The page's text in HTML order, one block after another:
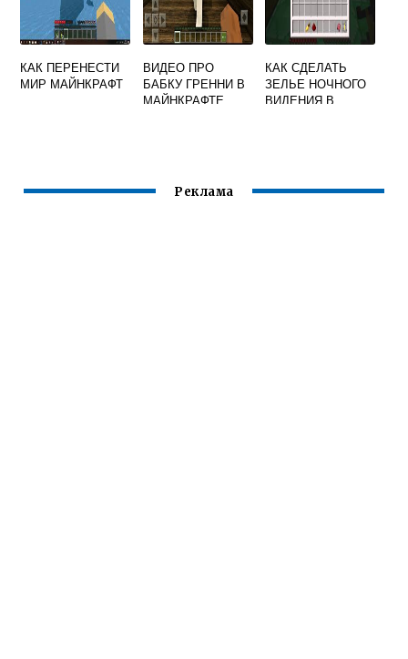
КАК ПЕРЕНЕСТИ
МИР МАЙНКРАФТ
ВИДЕО ПРО
БАБКУ ГРЕННИ В
МАЙНКРАФТЕ
КАК СДЕЛАТЬ
ЗЕЛЬЕ НОЧНОГО
ВИДЕНИЯ В
Реклама